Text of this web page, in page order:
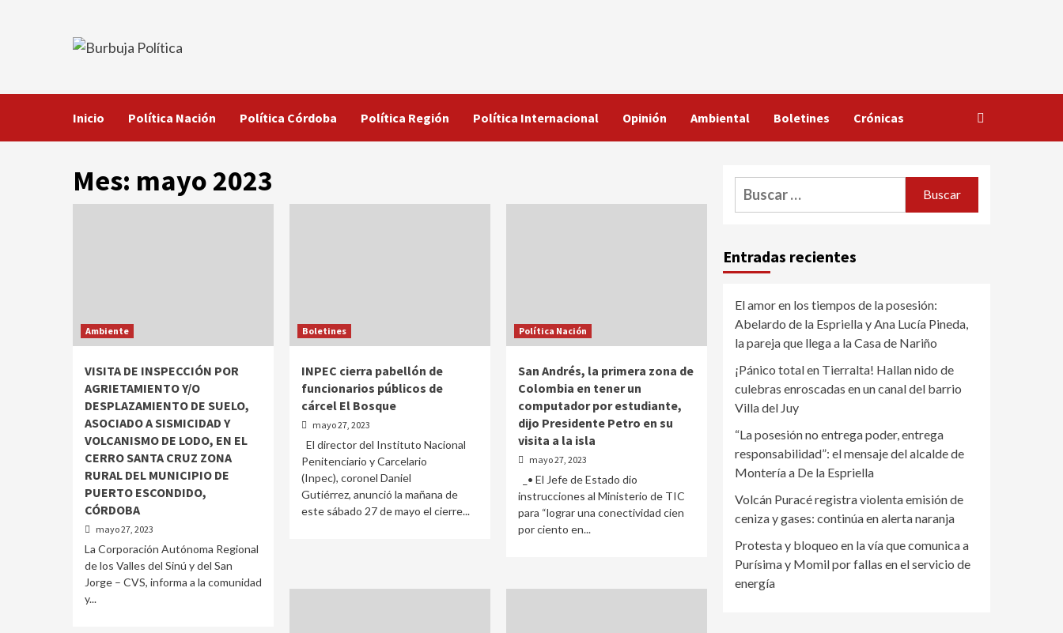
Inicio Política Nación Política Córdoba Política Región Política Internacional Opinión Ambiental Boletines Crónicas
Mes: mayo 2023
Ambiente
VISITA DE INSPECCIÓN POR
AGRIETAMIENTO Y/O
DESPLAZAMIENTO DE SUELO,
ASOCIADO A SISMICIDAD Y
VOLCANISMO DE LODO, EN EL
CERRO SANTA CRUZ ZONA
RURAL DEL MUNICIPIO DE
PUERTO ESCONDIDO,
CÓRDOBA
mayo 27, 2023
La Corporación Autónoma Regional
de los Valles del Sinú y del San
Jorge – CVS, informa a la comunidad
y...
Boletines
INPEC cierra pabellón de
funcionarios públicos de
cárcel El Bosque
mayo 27, 2023
El director del Instituto Nacional
Penitenciario y Carcelario
(Inpec), coronel Daniel
Gutiérrez, anunció la mañana de
este sábado 27 de mayo el cierre...
Política Nación
San Andrés, la primera zona de
Colombia en tener un
computador por estudiante,
dijo Presidente Petro en su
visita a la isla
mayo 27, 2023
_• El Jefe de Estado dio
instrucciones al Ministerio de TIC
para “lograr una conectividad cien
por ciento en...
Buscar:
Entradas recientes
El amor en los tiempos de la posesión:
Abelardo de la Espriella y Ana Lucía Pineda,
la pareja que llega a la Casa de Nariño
¡Pánico total en Tierralta! Hallan nido de
culebras enroscadas en un canal del barrio
Villa del Juy
“La posesión no entrega poder, entrega
responsabilidad”: el mensaje del alcalde de
Montería a De la Espriella
Volcán Puracé registra violenta emisión de
ceniza y gases: continúa en alerta naranja
Protesta y bloqueo en la vía que comunica a
Purísima y Momil por fallas en el servicio de
energía